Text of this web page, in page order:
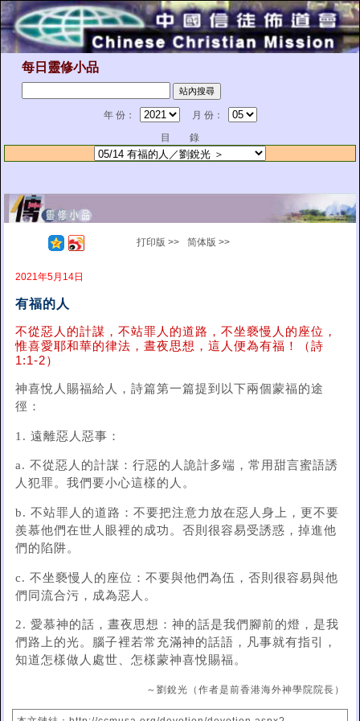
每日靈修小品
年 份：
月 份：
目 錄
打印版 >> 简体版 >>
2021年5月14日
有福的人
不從惡人的計謀，不站罪人的道路，不坐褻慢人的座位，
惟喜愛耶和華的律法，晝夜思想，這人便為有福！（詩
1:1-2）
神喜悅人賜福給人，詩篇第一篇提到以下兩個蒙福的途
徑：
1. 遠離惡人惡事：
a. 不從惡人的計謀：行惡的人詭計多端，常用甜言蜜語誘
人犯罪。我們要小心這樣的人。
b. 不站罪人的道路：不要把注意力放在惡人身上，更不要
羨慕他們在世人眼裡的成功。否則很容易受誘惑，掉進他
們的陷阱。
c. 不坐褻慢人的座位：不要與他們為伍，否則很容易與他
們同流合污，成為惡人。
2. 愛慕神的話，晝夜思想：神的話是我們腳前的燈，是我
們路上的光。腦子裡若常充滿神的話語，凡事就有指引，
知道怎樣做人處世、怎樣蒙神喜悅賜福。
～劉銳光（作者是前香港海外神學院院長）